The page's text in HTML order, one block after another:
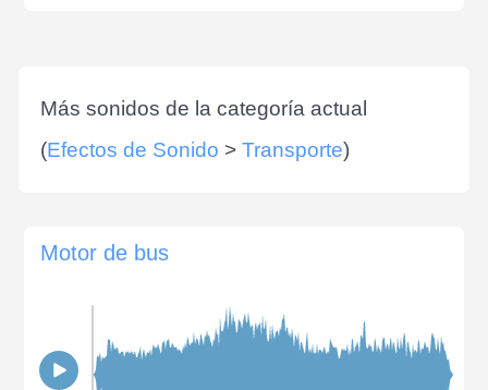
Más sonidos de la categoría actual
(Efectos de Sonido > Transporte)
Motor de bus